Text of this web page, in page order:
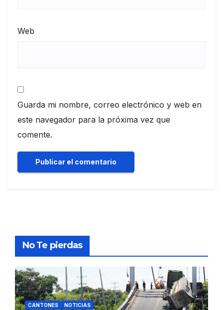
Web
Guarda mi nombre, correo electrónico y web en
este navegador para la próxima vez que
comente.
No Te pierdas
CANTONES NOTICIAS